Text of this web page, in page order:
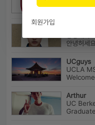
회원가입
UCguys
UCLA
Arthur
UC